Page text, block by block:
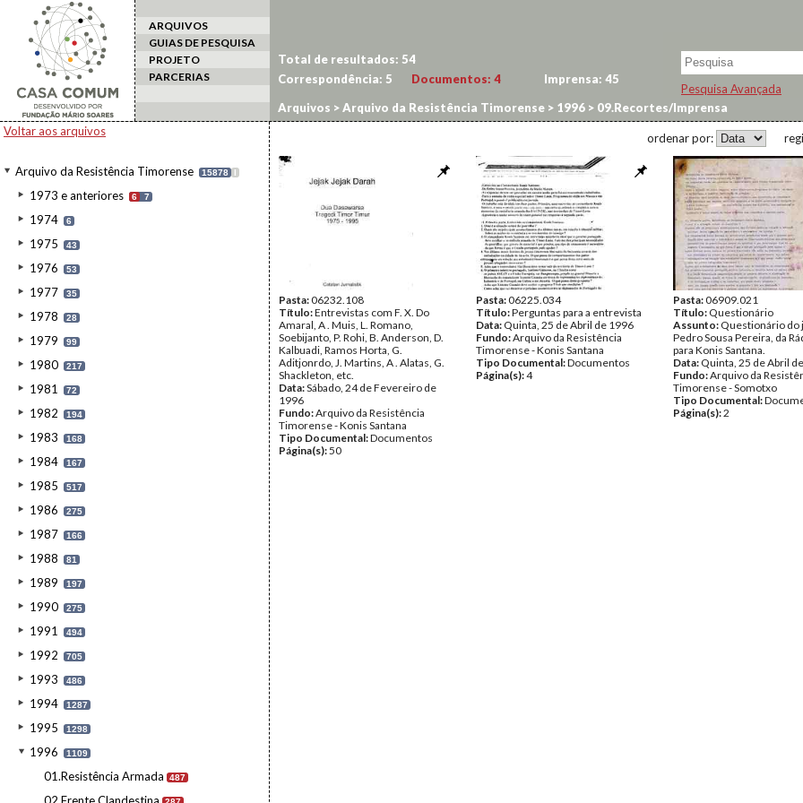
ARQUIVOS
GUIAS DE PESQUISA
PROJETO
PARCERIAS
Pesquisa Avançada
Voltar aos arquivos
Arquivo da Resistência Timorense 15878 I
1973 e anteriores 6 7
1974 6
1975 43
1976 53
1977 35
1978 28
1979 99
1980 217
1981 72
1982 194
1983 168
1984 167
1985 517
1986 275
1987 166
1988 81
1989 197
1990 275
1991 494
1992 705
1993 486
1994 1287
1995 1298
1996 1109
01.Resistência Armada 487
Total de resultados: 54
Correspondência: 5 Documentos: 4 Imprensa: 45
Arquivos >Arquivo da Resistência Timorense > 1996 > 09.Recortes/Imprensa
ordenar por:
Pasta:06232.108
Título:Entrevistas com F. X. Do
Amaral, A . Muis, L. Romano,
Soebijanto, P. Rohi, B. Anderson, D.
Kalbuadi, Ramos Horta, G.
Aditjonrdo, J. Martins, A . Alatas, G.
Shackleton, etc.
Data:Sábado, 24 de Fevereiro de
1996
Fundo:Arquivo da Resistência
Timorense - Konis Santana
Tipo Documental:Documentos
Página(s):50
Pasta:06225.034
Título:Perguntas para a entrevista
Data: Quinta, 25 de Abril de 1996
Fundo:Arquivo da Resistência
Timorense - Konis Santana
Tipo Documental:Documentos
Página(s):4
Pasta:06909.021
Título: Questionário
Assunto: Questionário do
Pedro Sousa Pereira, da
para Konis Santana.
Data: Quinta, 25 de Abril
Fundo:Arquivo da
Timorense - Somotxo
Tipo Documental:
Página(s):2